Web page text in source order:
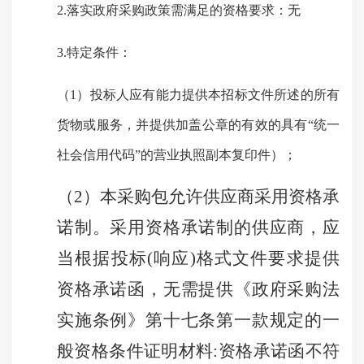
2.落实政府采购政策需满足的资格要求： 无
3.特定条件：
（1） 投标人应有能力提供本招标文件所述的所有
货物或服务，并提供加盖公章的有效的具有“统一
社会信用代码”的营业执照副本复印件）；
（2）本采购包允许供应商采用资格承
诺制。采用资格承诺制的供应商，应
当根据投标(响应)格式文件要求提供
资格承诺函，无需提供《政府采购法
实施条例》第十七条第一款规定的一
般资格条件证明材料:资格承诺函不符